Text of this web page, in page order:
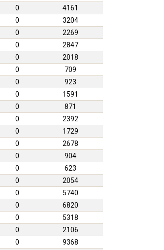
0
4161
0
3204
0
2269
0
2847
0
2018
0
709
0
923
0
1591
0
871
0
2392
0
1729
0
2678
0
904
0
623
0
2054
0
5740
0
6820
0
5318
0
2106
0 9368